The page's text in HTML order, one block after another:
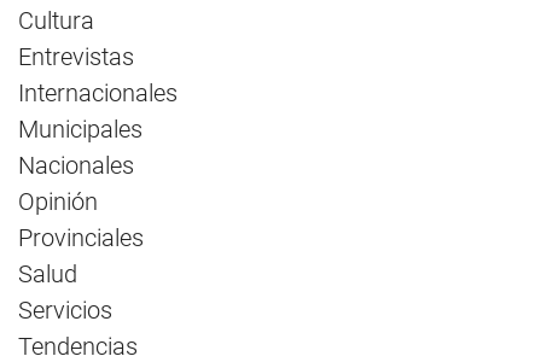
Cultura
Entrevistas
Internacionales
Municipales
Nacionales
Opinión
Provinciales
Salud
Servicios
Tendencias